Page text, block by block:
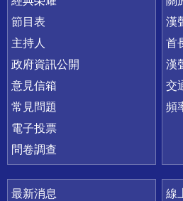
節目表
主持人
政府資訊公開
意見信箱
常見問題
電子投票
問卷調查
漢
首
漢
交
頻
最新消息
線